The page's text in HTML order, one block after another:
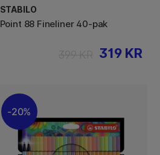
STABILO
Point 88 Fineliner 40-pak
319 KR
20%